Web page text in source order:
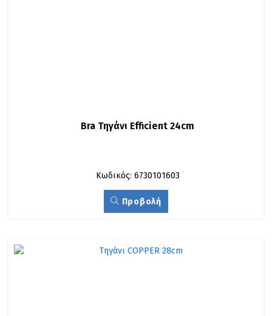
Bra Τηγάνι Efficient 24cm
Κωδικός: 6730101603
Προβολή